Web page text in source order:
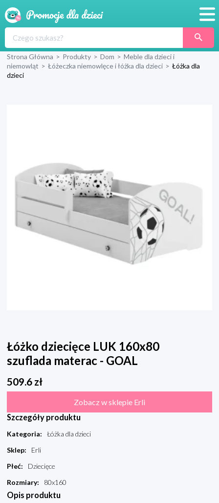
Produkty
Strona Główna > Produkty > Dom > Meble dla dzieci i
niemowląt > Łóżeczka niemowlęce i łóżka dla dzieci > Łóżka dla
dzieci
Łóżko dziecięce LUK 160x80
szuflada materac - GOAL
509.6 zł
Zobacz w sklepie Erli
Szczegóły produktu
Kategoria:
Łóżka dla dzieci
Sklep:
Erli
Płeć:
Dziecięce
Rozmiary: 80x160
Opis produktu